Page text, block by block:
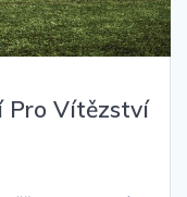
Pro Vítězství